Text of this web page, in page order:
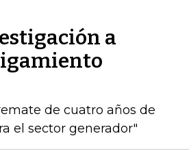
a
de cuatro años de
el sector generador"